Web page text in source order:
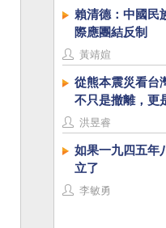
賴清德：中國民
際應團結反制
黃靖媗
從熊本震災看台
不只是撤離，更
洪昱睿
如果一九四五年
立了
李敏勇